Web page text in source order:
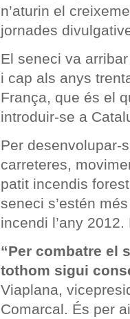
n’aturin el
jornades
El seneci va
i cap als anys
França, que és el
introduir-se a
Per desenvolupar-
carreteres,
patit incendis
seneci s’estén
incendi l’any
“Per combatre el
tothom sigui
Viaplana,
Comarcal. És per